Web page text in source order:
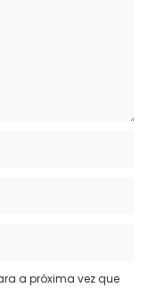
a próxima vez que